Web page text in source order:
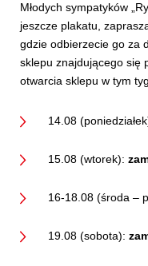
Młodych sympatyków
jeszcze plakatu,
gdzie odbierzecie go za
sklepu znajdującego się
otwarcia sklepu w tym
14.08
15.08 (wtorek):
16-18.08 (środa –
19.08 (sobota):